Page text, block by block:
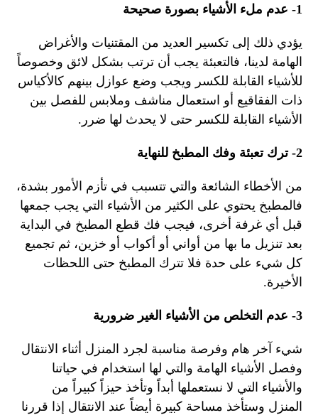
1- عدم ملء الأشياء بصورة صحيحة
يؤدي ذلك إلى تكسير العديد من المقتنيات والأغراض
الهامة لدينا، فالتعبئة يجب أن ترتب بشكل لائق وخصوصاً
للأشياء القابلة للكسر ويجب وضع عوازل بينهم كالأكياس
ذات الفقاقيع أو استعمال مناشف وملابس للفصل بين
الأشياء القابلة للكسر حتى لا يحدث لها ضرر.
2- ترك تعبئة وفك المطبخ للنهاية
من الأخطاء الشائعة والتي تتسبب في تأزم الأمور بشدة،
فالمطبخ يحتوي على الكثير من الأشياء التي يجب جمعها
قبل أي غرفة أخرى، فيجب فك قطع المطبخ في البداية
بعد تنزيل ما بها من أواني أو أكواب أو خزين، ثم تجميع
كل شيء على حدة فلا تترك المطبخ حتى اللحظات
الأخيرة.
3- عدم التخلص من الأشياء الغير ضرورية
شيء آخر هام وفرصة مناسبة لجرد المنزل أثناء الانتقال
وفصل الأشياء الهامة والتي لها استخدام في حياتنا
والأشياء التي لا نستعملها أبداً وتأخذ حيزاً كبيراً من
المنزل وستأخذ مساحة كبيرة أيضاً عند الانتقال إذا قررنا